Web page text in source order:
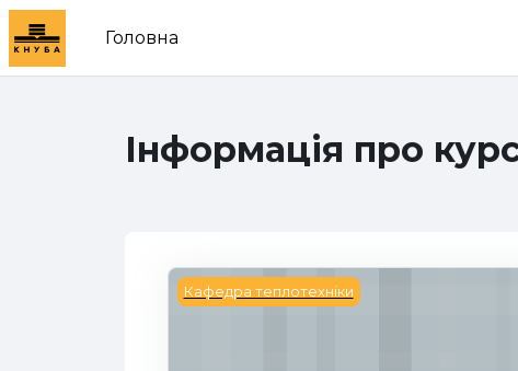
Перейти до головного вмісту
Головна
Інформація про
Методи пошуку та розвідки родовищ
Кафедра теплотехніки